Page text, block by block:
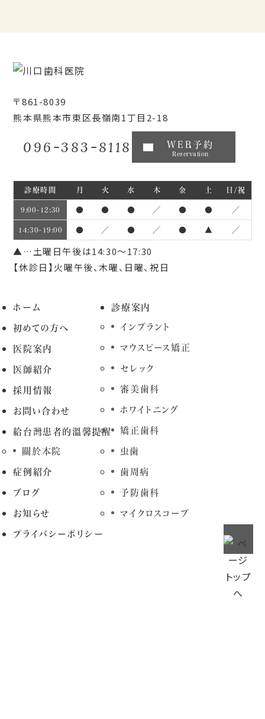
〒861-8039
熊本県熊本市東区長嶺南1丁目2-18
096-383-8118 WEB予約
Reservation
診療時間 月 火 水 木 金 土 日/祝
9:00~12:30 ● ● ● ／ ● ● ／
14:30~19:00 ● ／ ● ／ ● ▲ ／
▲…土曜日午後は14:30～17:30
【休診日】火曜午後、木曜、日曜、祝日
ホーム
初めての方へ
医院案内
医師紹介
採用情報
お問い合わせ
給台灣患者的溫馨提醒
關於本院
症例紹介
ブログ
お知らせ
プライバシーポリシー
診療案内
インプラント
マウスピース矯正
セレック
審美歯科
ホワイトニング
矯正歯科
虫歯
歯周病
予防歯科
マイクロスコープ